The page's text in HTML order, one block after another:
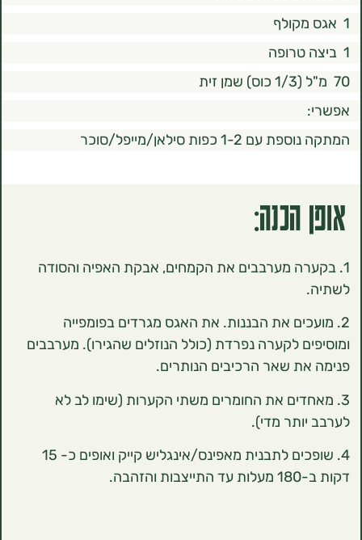
כפות סילאן/מייפל/סוכר
מערבבים את הקמחים, אבקת האפיה והסודה
את הבננות. את האגס מגרדים בפומפייה
לקערה נפרדת (כולל הנוזלים שהגירו). מערבבים
שאר הרכיבים הנותרים.
את החומרים משתי הקערות (שימו לב לא
מדי).
4. שופכים לתבנית מאפינס/אינגליש קייק ואופים כ- 15